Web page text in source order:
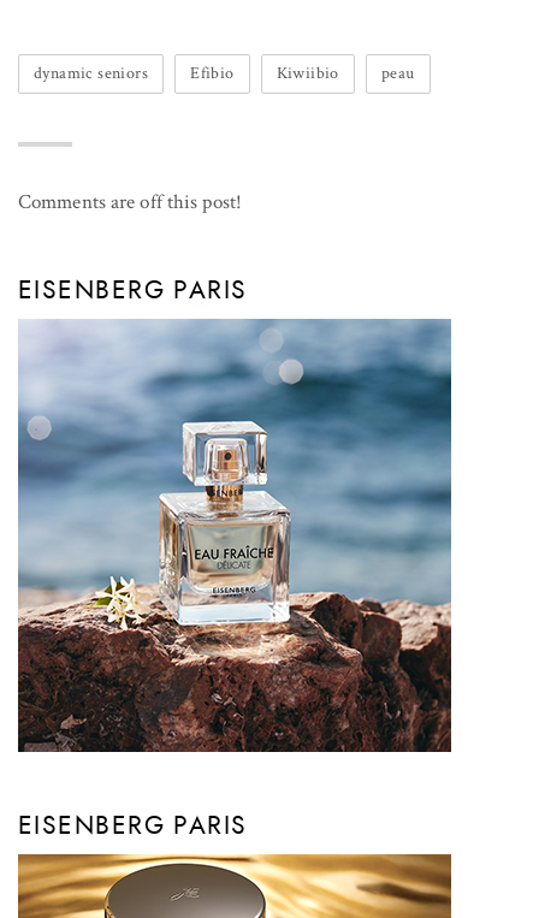
dynamic seniors Efibio Kiwiibio peau
Comments are off this post!
EISENBERG PARIS
EISENBERG PARIS